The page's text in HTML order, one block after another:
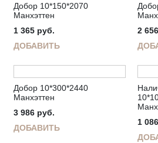
Добор 10*150*2070
Манхэттен
1 365 руб.
ДОБАВИТЬ
2 656
Добор 10*300*2440
Манхэттен
3 986 руб.
ДОБАВИТЬ
1 086